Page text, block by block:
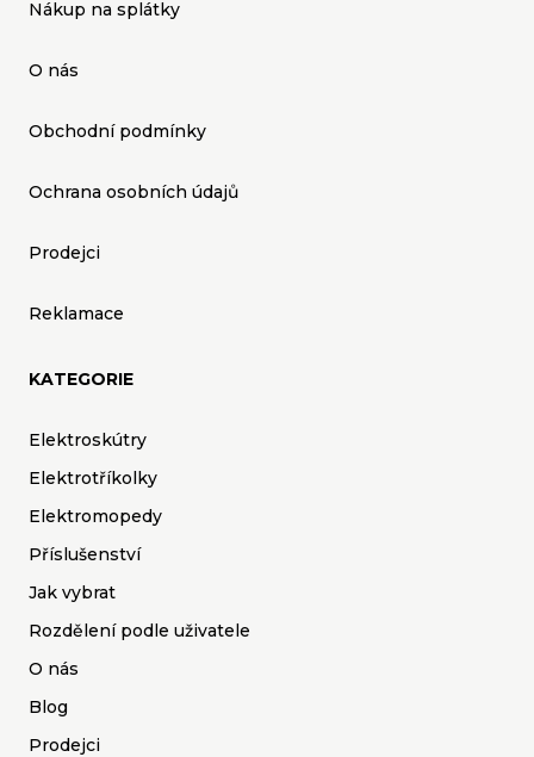
Nákup na splátky
O nás
Obchodní podmínky
Ochrana osobních údajů
Prodejci
Reklamace
KATEGORIE
Elektroskútry
Elektrotříkolky
Elektromopedy
Příslušenství
Jak vybrat
Rozdělení podle uživatele
O nás
Blog
Prodejci